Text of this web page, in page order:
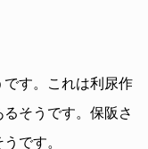
です。これは利尿作
そうです。保阪さ
です。